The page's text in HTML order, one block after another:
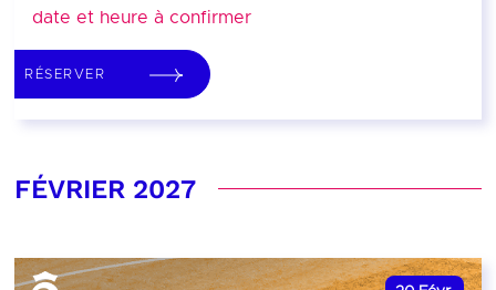
date et heure à confirmer
RÉSERVER
FÉVRIER 2027